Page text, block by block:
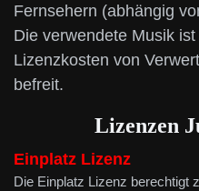
Fernsehern (abhängig
Die verwendete Musik
Lizenzkosten von
befreit.
Lizenzen
Einplatz Lizenz
Die Einplatz Lizenz berechtigt